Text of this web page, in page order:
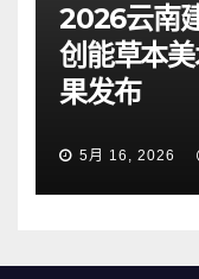
2026云南
创能草本
果发布
5月 16, 2026